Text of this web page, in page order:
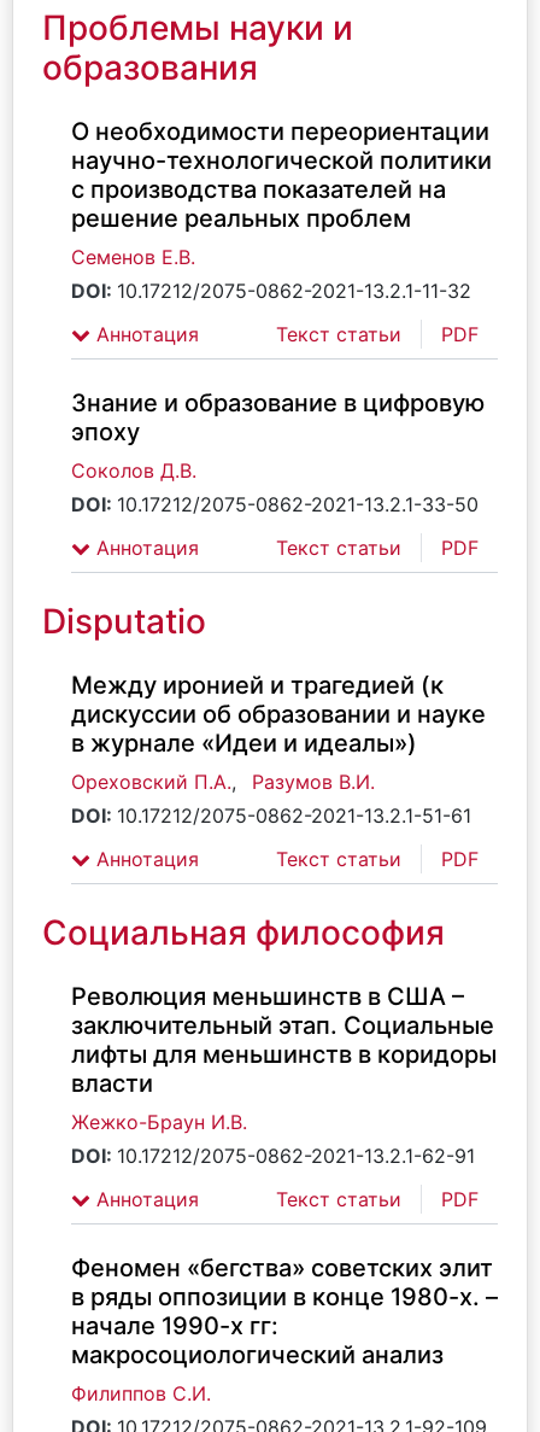
Проблемы науки и
образования
О необходимости переориентации
научно-технологической политики
с производства показателей на
решение реальных проблем
Семенов Е.В.
DOI: 10.17212/2075-0862-2021-13.2.1-11-32
Аннотация
Текст статьи PDF
Знание и образование в цифровую
эпоху
Соколов Д.В.
DOI: 10.17212/2075-0862-2021-13.2.1-33-50
Аннотация
Текст статьи PDF
Disputatio
Между иронией и трагедией (к
дискуссии об образовании и науке
в журнале «Идеи и идеалы»)
Ореховский П.А.,
Разумов В.И.
DOI: 10.17212/2075-0862-2021-13.2.1-51-61
Аннотация
Текст статьи PDF
Социальная философия
Революция меньшинств в США –
заключительный этап. Социальные
лифты для меньшинств в коридоры
власти
Жежко-Браун И.В.
DOI: 10.17212/2075-0862-2021-13.2.1-62-91
Аннотация
Текст статьи PDF
Феномен «бегства» советских элит
в ряды оппозиции в конце 1980-х. –
начале 1990-х гг:
макросоциологический анализ
Филиппов С.И.
DOI: 10.17212/2075-0862-2021-13.2.1-92-109